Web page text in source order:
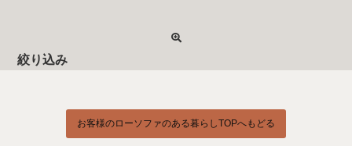
絞り込み
お客様のローソファのある暮らしTOPへもどる